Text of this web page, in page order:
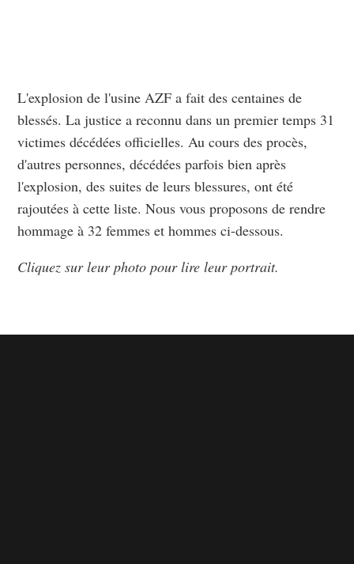
L'explosion de l'usine AZF a fait des centaines de
blessés. La justice a reconnu dans un premier temps 31
victimes décédées officielles. Au cours des procès,
d'autres personnes, décédées parfois bien après
l'explosion, des suites de leurs blessures, ont été
rajoutées à cette liste. Nous vous proposons de rendre
hommage à 32 femmes et hommes ci-dessous.
Cliquez sur leur photo pour lire leur portrait.